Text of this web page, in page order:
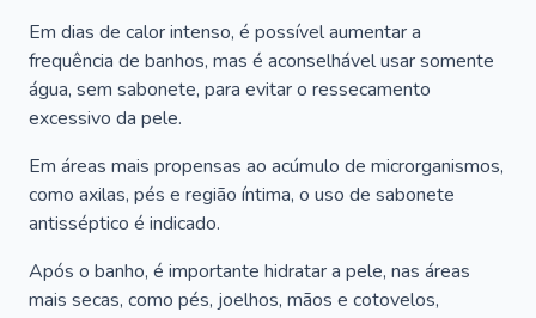
Em dias de calor intenso, é possível aumentar a
frequência de banhos, mas é aconselhável usar somente
água, sem sabonete, para evitar o ressecamento
excessivo da pele.
Em áreas mais propensas ao acúmulo de microrganismos,
como axilas, pés e região íntima, o uso de sabonete
antisséptico é indicado.
Após o banho, é importante hidratar a pele, nas áreas
mais secas, como pés, joelhos, mãos e cotovelos,